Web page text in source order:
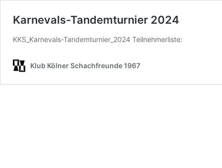
Karnevals-Tandemturnier 2024
KKS_Karnevals-Tandemturnier_2024 Teilnehmerliste:
Klub Kölner Schachfreunde 1967